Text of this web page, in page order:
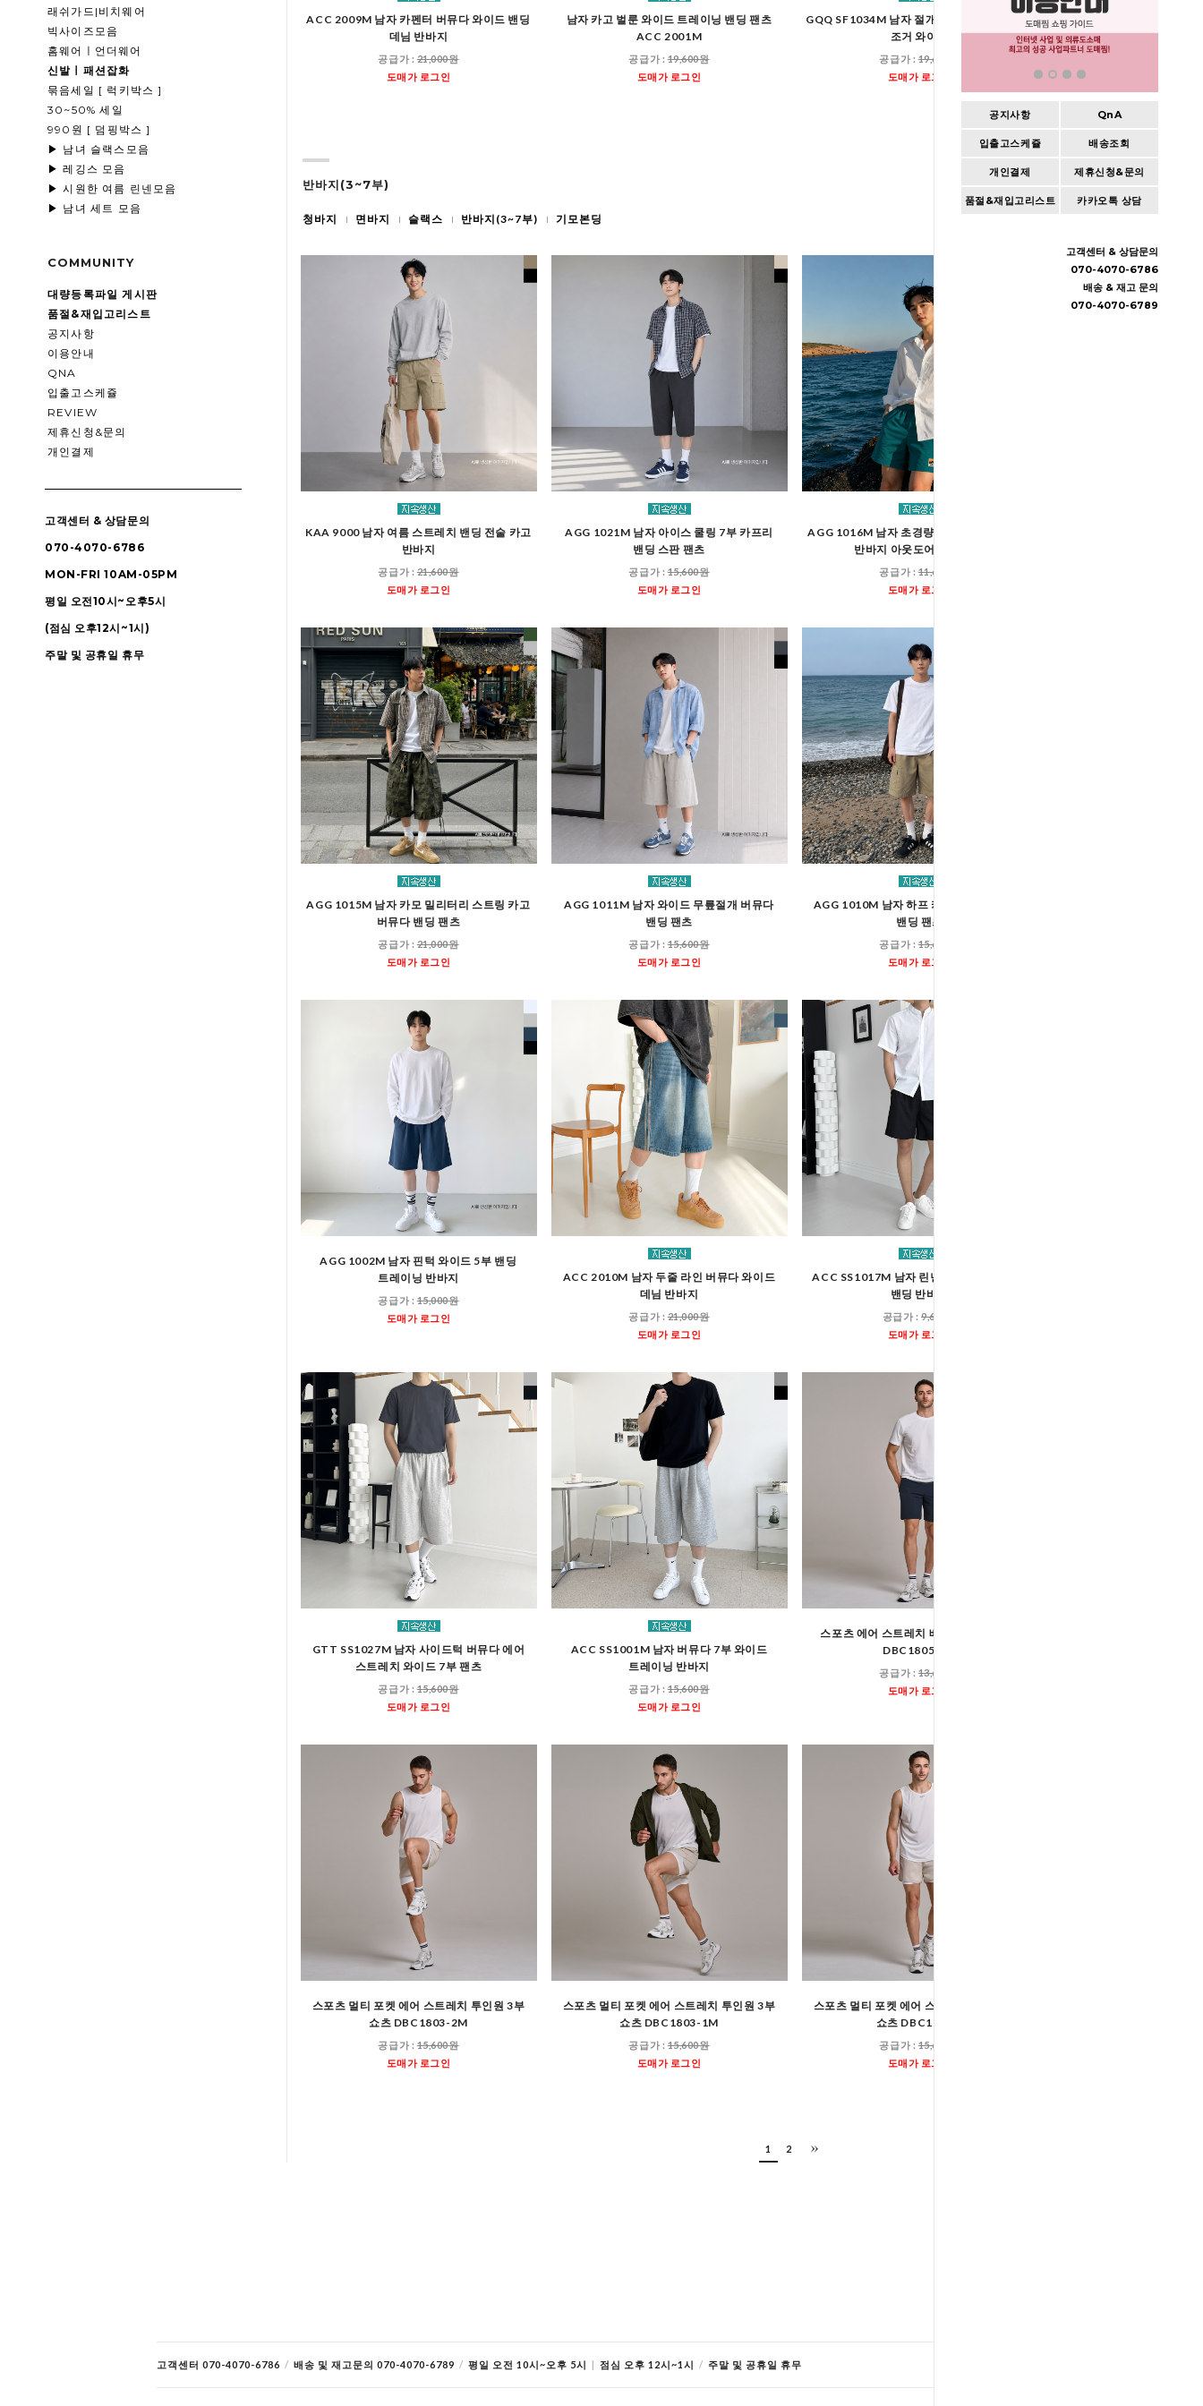
래쉬가드|비치웨어
빅사이즈모음
홈웨어ㅣ언더웨어
신발ㅣ패션잡화
묶음세일 [ 럭키박스 ]
30~50% 세일
990원 [ 덤핑박스 ]
▶ 남녀 슬랙스모음
▶ 레깅스 모음
▶ 시원한 여름 린넨모음
▶ 남녀 세트 모음
COMMUNITY
대량등록파일 게시판
품절&재입고리스트
공지사항
이용안내
QNA
입출고스케쥴
REVIEW
제휴신청&문의
개인결제
고객센터 & 상담문의
070-4070-6786
MON-FRI 10AM-05PM
평일 오전10시~오후5시
(점심 오후12시~1시)
주말 및 공휴일 휴무
공지사항 QnA
입출고스케쥴 배송조회
개인결제 제휴신청&문의
품절&재입고리스트 카카오톡 상담
고객센터 & 상담문의
070-4070-6786
배송 & 재고 문의
070-4070-6789
ACC 2009M 남자 카펜터 버뮤다 와이드 밴딩
데님 반바지
공급가 :21,000원
도매가 로그인
남자 카고 벌룬 와이드 트레이닝 밴딩 팬츠
ACC 2001M
공급가 :19,600원
도매가 로그인
GQQ SF1034M 남자 절개 나일론 바지 스트링
조거 와이드
공급가 :19,600원
도매가 로그인
GQQ SF1037M 남자 카펜
작업바지 스트링 조
반바지(3~7부)
청바지 면바지 슬랙스 반바지(3~7부) 기모본딩
KAA 9000 남자 여름 스트레치 밴딩 전술 카고
반바지
공급가 :21,600원
도매가 로그인
AGG 1021M 남자 아이스 쿨링 7부 카프리
밴딩 스판 팬츠
공급가 :15,600원
도매가 로그인
AGG 1016M 남자 초경량 스트링 바스락 밴딩
반바지 아웃도어 쇼츠 팬츠
공급가 :11,600원
도매가 로그인
AGG 1015M 남자 카모 밀리터리 스트링 카고
버뮤다 밴딩 팬츠
공급가 :21,000원
도매가 로그인
AGG 1011M 남자 와이드 무릎절개 버뮤다
밴딩 팬츠
공급가 :15,600원
도매가 로그인
AGG 1010M 남자 하프 카고 와이드 버뮤다
밴딩 팬츠
공급가 :15,600원
도매가 로그인
AGG 1002M 남자 핀턱 와이드 5부 밴딩
트레이닝 반바지
공급가 :15,000원
도매가 로그인
ACC 2010M 남자 두줄 라인 버뮤다 와이드
데님 반바지
공급가 :21,000원
도매가 로그인
ACC SS1017M 남자 린넨 여름 시원한 투턱
밴딩 반바지
공급가 : 9,600원
도매가 로그인
GTT SS1027M 남자 사이드턱 버뮤다 에어
스트레치 와이드 7부 팬츠
공급가 :15,600원
도매가 로그인
ACC SS1001M 남자 버뮤다 7부 와이드
트레이닝 반바지
공급가 :15,600원
도매가 로그인
스포츠 에어 스트레치 베이직 5부 반바지
DBC1805-1M
공급가 :13,600원
도매가 로그인
스포츠 멀티 포켓 에어 스트레치 투인원 3부
쇼츠 DBC1803-2M
공급가 :15,600원
도매가 로그인
스포츠 멀티 포켓 에어 스트레치 투인원 3부
쇼츠 DBC1803-1M
공급가 :15,600원
도매가 로그인
스포츠 멀티 포켓 에어 스트레치 투인원 3부
쇼츠 DBC1803M
공급가 :15,600원
도매가 로그인
1 2
고객센터 070-4070-6786 / 배송 및 재고문의 070-4070-6789 / 평일 오전 10시~오후 5시 | 점심 오후 12시~1시 / 주말 및 공휴일 휴무